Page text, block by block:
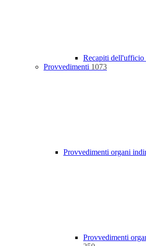
Recapiti dell'ufficio
Provvedimenti 1073
Provvedimenti organi
Provvedimenti